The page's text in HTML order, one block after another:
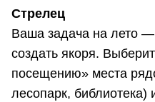
Стрелец
Ваша задача на лето —
создать якоря.
посещению» места
лесопарк, библиотека)